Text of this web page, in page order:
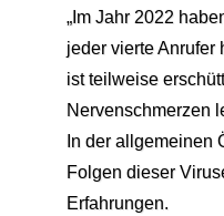
„Im Jahr 2022
jeder vierte Anrufer
ist teilweise
Nervenschmerzen
In der allgemeinen
Folgen dieser
Erfahrungen.